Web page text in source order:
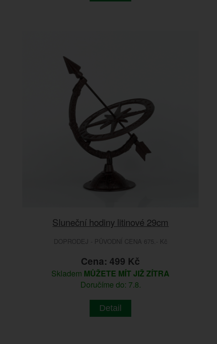
Sluneční hodiny litinové 29cm
DOPRODEJ - PŮVODNÍ CENA 675.- Kč
Cena: 499 Kč
Skladem MŮŽETE MÍT JIŽ ZÍTRA
Doručíme do: 7.8.
Detail